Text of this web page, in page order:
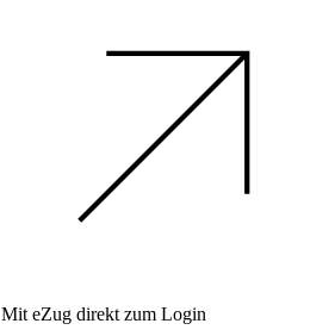
Mit eZug direkt zum Login